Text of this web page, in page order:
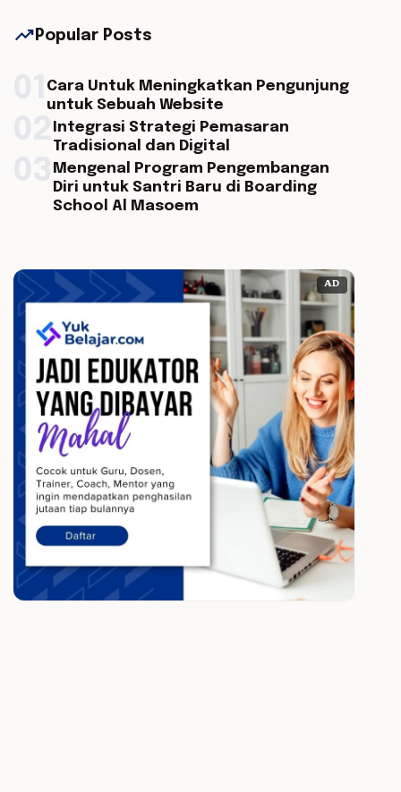
trending_up Popular Posts
Cara Untuk Meningkatkan Pengunjung
untuk Sebuah Website
Integrasi Strategi Pemasaran
Tradisional dan Digital
Mengenal Program Pengembangan
Diri untuk Santri Baru di Boarding
School Al Masoem
AD